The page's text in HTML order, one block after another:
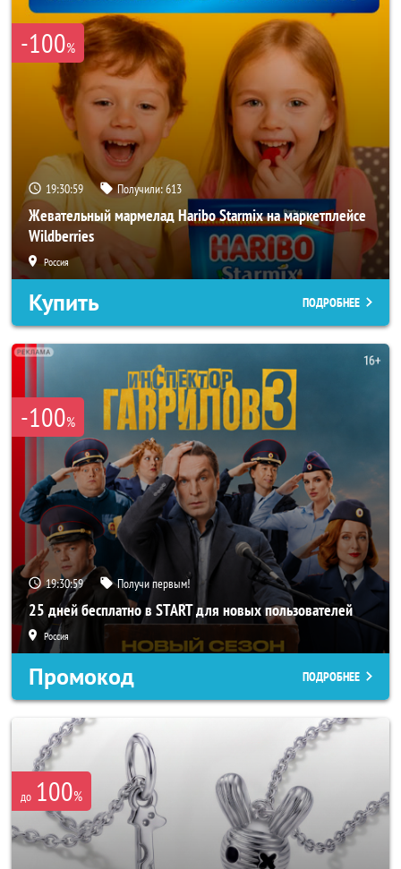
-100%
19:30:56 Получили:613
Жевательный мармелад Haribo Starmix на маркетплейсе
Wildberries
Россия
Купить ПОДРОБНЕЕ
-100%
19:30:56 Получи первым!
25 дней бесплатно в START для новых пользователей
Россия
Промокод ПОДРОБНЕЕ
до 100%